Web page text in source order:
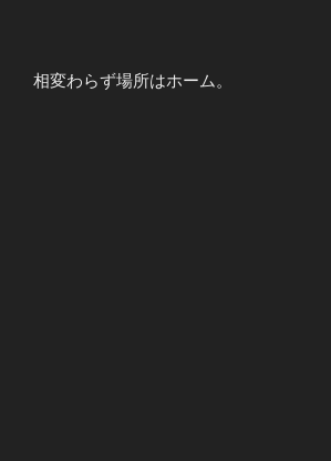
相変わらず場所はホーム。